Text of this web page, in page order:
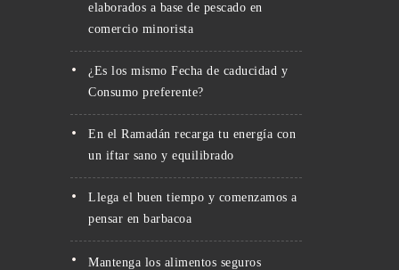
elaborados a base de pescado en
comercio minorista
¿Es los mismo Fecha de caducidad y
Consumo preferente?
En el Ramadán recarga tu energía con
un iftar sano y equilibrado
Llega el buen tiempo y comenzamos a
pensar en barbacoa
Mantenga los alimentos seguros